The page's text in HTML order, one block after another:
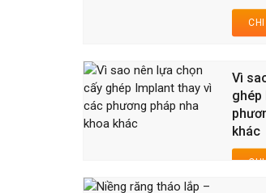
Vì
ghép
khác